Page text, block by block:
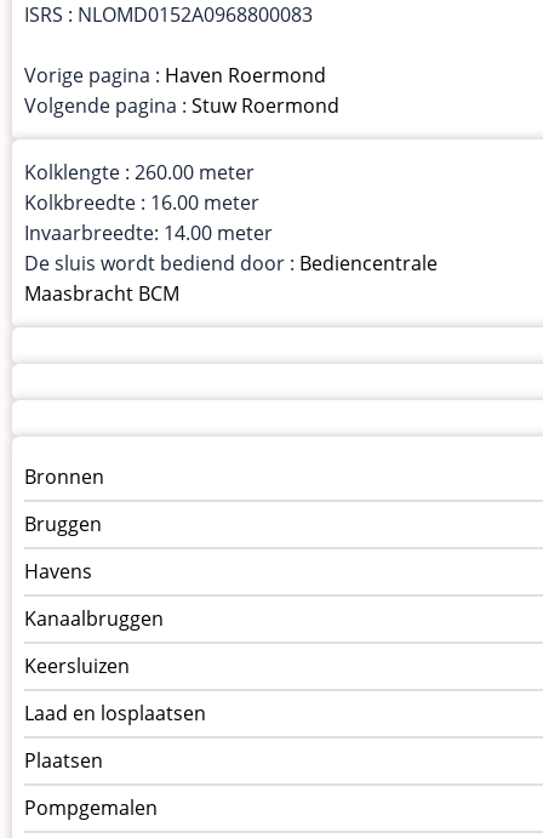
ISRS : NLOMD0152A0968800083
Vorige pagina : Haven Roermond
Volgende pagina : Stuw Roermond
Kolklengte : 260.00 meter
Kolkbreedte : 16.00 meter
Invaarbreedte: 14.00 meter
De sluis wordt bediend door : Bediencentrale
Maasbracht BCM
Menu
kunstwerken
op
kunstwerkpagina
Bronnen
Bruggen
Havens
Kanaalbruggen
Keersluizen
Laad en losplaatsen
Plaatsen
Pompgemalen